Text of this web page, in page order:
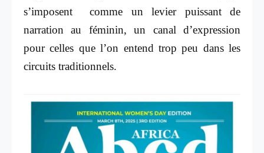
s’imposent comme un levier puissant de
narration au féminin, un canal d’expression
pour celles que l’on entend trop peu dans les
circuits traditionnels.